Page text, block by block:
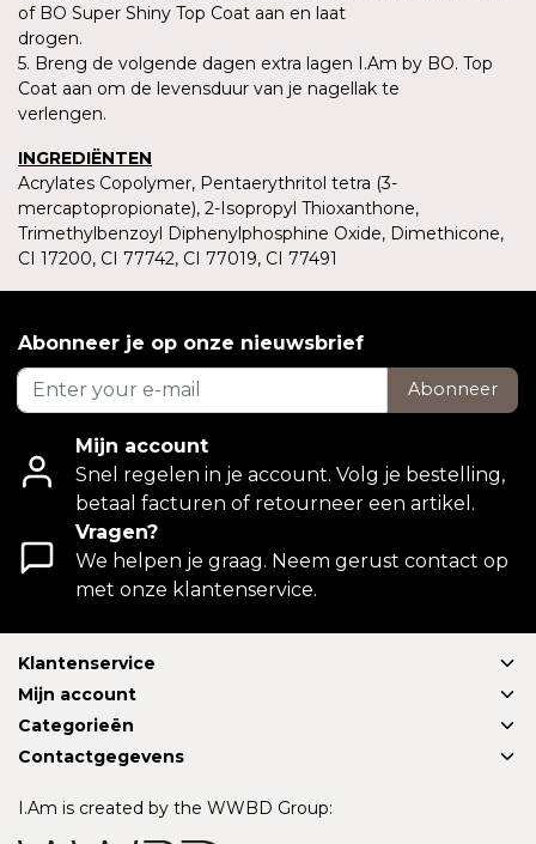
of BO Super Shiny Top Coat aan en laat
drogen.
5. Breng de volgende dagen extra lagen I.Am by BO. Top
Coat aan om de levensduur van je nagellak te
verlengen.
INGREDIËNTEN
Acrylates Copolymer, Pentaerythritol tetra (3-
mercaptopropionate), 2-Isopropyl Thioxanthone,
Trimethylbenzoyl Diphenylphosphine Oxide, Dimethicone,
CI 17200, CI 77742, CI 77019, CI 77491
Abonneer je op onze nieuwsbrief
Abonneer
Mijn account
Snel regelen in je account. Volg je bestelling,
betaal facturen of retourneer een artikel.
Vragen?
We helpen je graag. Neem gerust contact op
met onze klantenservice.
Klantenservice
Mijn account
Categorieën
Contactgegevens
I.Am is created by the WWBD Group: